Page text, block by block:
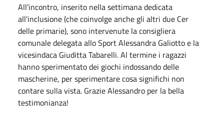
All'incontro, inserito nella settimana dedicata
all'inclusione (che coinvolge anche gli altri due Cer
delle primarie), sono intervenute la consigliera
comunale delegata allo Sport Alessandra Galiotto e la
vicesindaca Giuditta Tabarelli. Al termine i ragazzi
hanno sperimentato dei giochi indossando delle
mascherine, per sperimentare cosa significhi non
contare sulla vista. Grazie Alessandro per la bella
testimonianza!